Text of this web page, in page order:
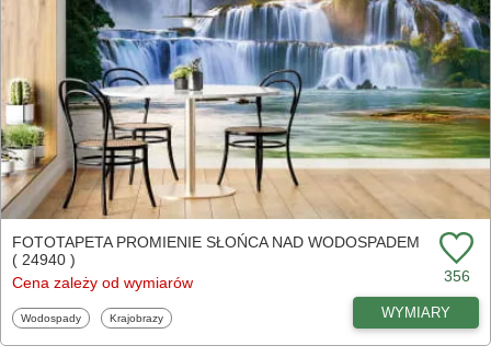
FOTOTAPETA PROMIENIE SŁOŃCA NAD WODOSPADEM
( 24940 )
Cena zależy od wymiarów
356
Fototapety
Wodospady Fototapety
Krajobrazy WYMIARY